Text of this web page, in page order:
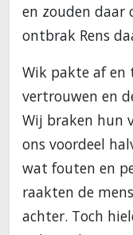
en zouden daar
ontbrak Rens
Wik pakte af en
vertrouwen en
Wij braken hun
ons voordeel
wat fouten en
raakten de
achter. Toch